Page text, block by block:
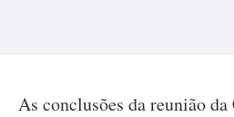
As conclusões da reunião